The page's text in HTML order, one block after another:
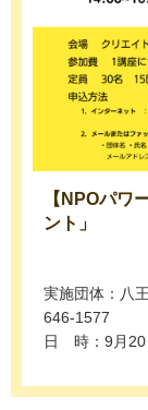
【NPOパワ
ント」
実施団体：八
646-1577
日 時：9月20